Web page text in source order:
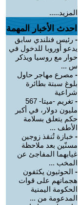
المزيد.....
احدث الأخبار المهمة
- رئيس فنلندي سابق
يدعو أوروبا للدخول في
حوار مع روسيا ويذكر
س ...
- مصرع مهاجر حاول
بلوغ سبتة بطائرة
شراعية
-
تغريم -ميتا- 567
مليون دولار، في أكبر
حكم يتعلق بسلامة
الأطف ...
- خبازة تُنقذ زوجين
مسنّين بعد ملاحظة
غيابهما المفاجئ عن
المخب ...
- الحوثيون يكثفون
هجماتهم على قوات
الحكومة اليمنية
المدعومة من ...